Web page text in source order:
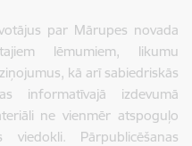
par Mārupes novada
lēmumiem, likumu
kā arī sabiedriskās
informatīvajā izdevumā
ne vienmēr atspoguļo
viedokli. Pārpublicēšanas